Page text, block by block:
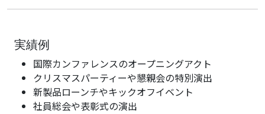
実績例
国際カンファレンスのオープニングアクト
クリスマスパーティーや懇親会の特別演出
新製品ローンチやキックオフイベント
社員総会や表彰式の演出